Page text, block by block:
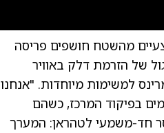
מהשטח חושפים פריסה
של הזרמת דלק באוויר
למשימות מיוחדות. "אנחנו
בפיקוד המרכז, כשהם
חד-משמעי לטהראן: המערך